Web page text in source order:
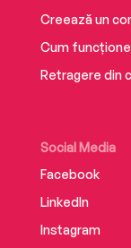
‘Political
‘Full of twists
‘A historical
thriller' ⭐⭐⭐⭐⭐
Creează un
Cum
Retragere din
Social Media
Facebook
LinkedIn
Instagram